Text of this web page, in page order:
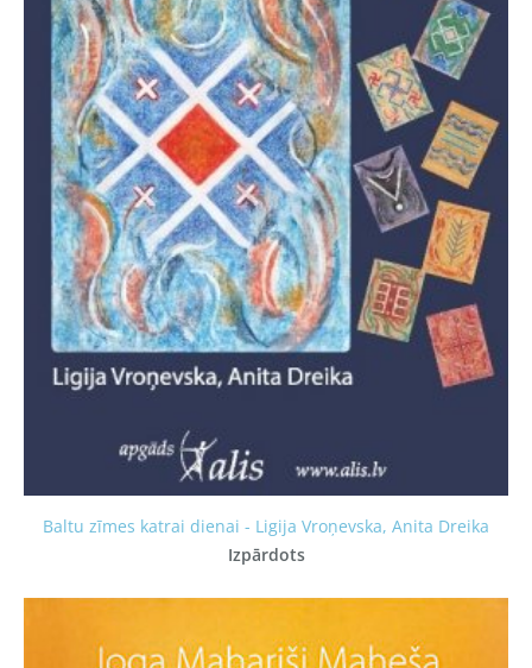
Baltu zīmes katrai dienai - Ligija Vroņevska, Anita Dreika
Izpārdots